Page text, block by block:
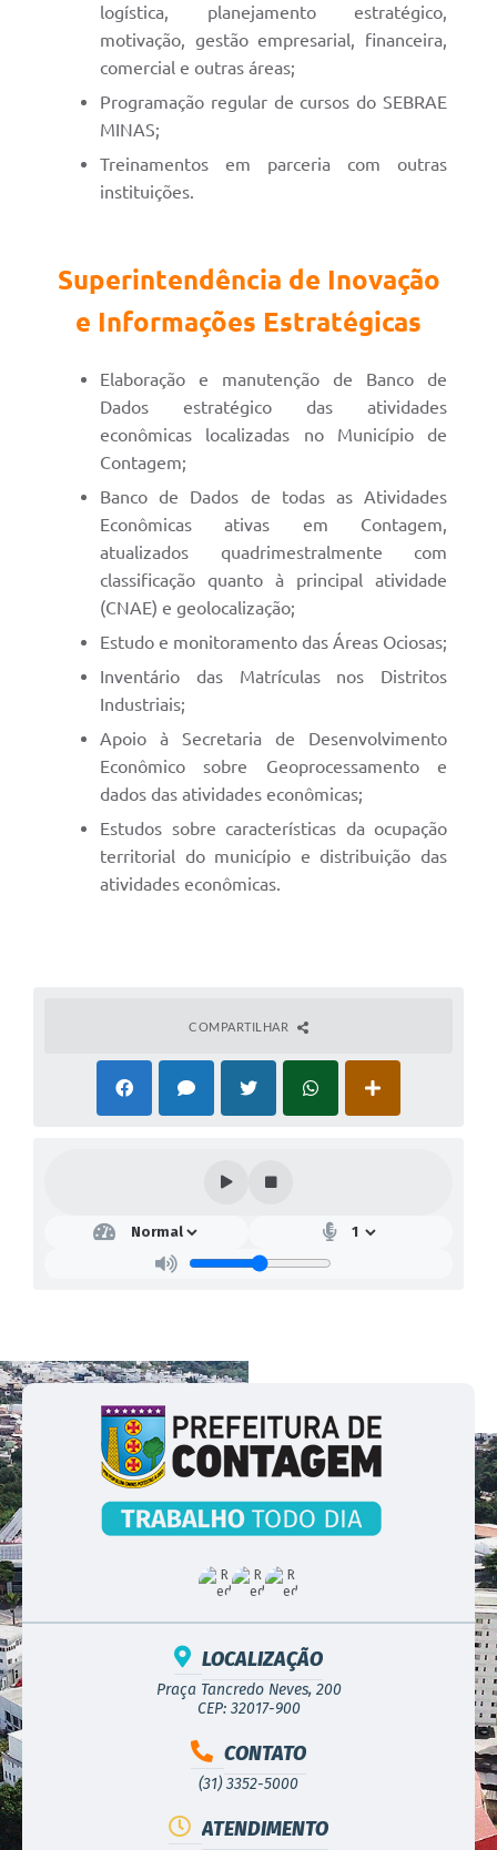
logística, planejamento estratégico,
motivação, gestão empresarial, financeira,
comercial e outras áreas;
Programação regular de cursos do SEBRAE
MINAS;
Treinamentos em parceria com outras
instituições.
Superintendência de Inovação
e Informações Estratégicas
Elaboração e manutenção de Banco de
Dados estratégico das atividades
econômicas localizadas no Município de
Contagem;
Banco de Dados de todas as Atividades
Econômicas ativas em Contagem,
atualizados quadrimestralmente com
classificação quanto à principal atividade
(CNAE) e geolocalização;
Estudo e monitoramento das Áreas Ociosas;
Inventário das Matrículas nos Distritos
Industriais;
Apoio à Secretaria de Desenvolvimento
Econômico sobre Geoprocessamento e
dados das atividades econômicas;
Estudos sobre características da ocupação
territorial do município e distribuição das
atividades econômicas.
COMPARTILHAR
LOCALIZAÇÃO
Praça Tancredo Neves, 200
CEP: 32017-900
CONTATO
(31) 3352-5000
ATENDIMENTO